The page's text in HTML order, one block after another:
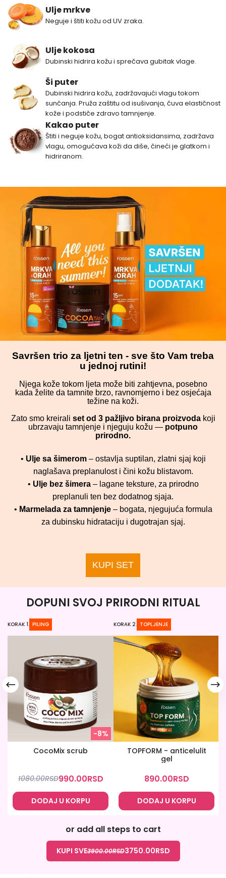
Ulje mrkve
Neguje i štiti kožu od UV zraka.
Ulje kokosa
Dubinski hidrira kožu i sprečava gubitak vlage.
Ši puter
Dubinski hidrira kožu, zadržavajući vlagu tokom
sunčanja. Pruža zaštitu od isušivanja, čuva elastičnost
kože i podstiče zdravo tamnjenje.
Kakao puter
Štiti i neguje kožu, bogat antioksidansima, zadržava
vlagu, omogućava koži da diše, čineći je glatkom i
hidriranom.
Savršen trio za ljetni ten - sve što Vam treba
u jednoj rutini!
Njega kože tokom ljeta može biti zahtjevna, posebno
kada želite da tamnite brzo, ravnomjerno i bez osjećaja
težine na koži.
Zato smo kreirali set od 3 pažljivo birana proizvodakoji
ubrzavaju tamnjenje i njeguju kožu — potpuno
prirodno.
• Ulje sa šimerom– ostavlja suptilan, zlatni sjaj koji
naglašava preplanulost i čini kožu blistavom.
• Ulje bez šimera– lagane teksture, za prirodno
preplanuli ten bez dodatnog sjaja.
• Marmelada za tamnjenje– bogata, njegujuća formula
za dubinsku hidrataciju i dugotrajan sjaj.
KUPI SET
DOPUNI SVOJ PRIRODNI RITUAL
KORAK 1. PILING
-8%
CocoMix scrub
1080.00RSD990.00RSD
DODAJ U KORPU
KORAK 2. TOPLJENJE
TOPFORM - anticelulit
gel
890.00RSD
DODAJ U KORPU
or add all steps to cart
KUPI SVE3900.00RSD3750.00RSD